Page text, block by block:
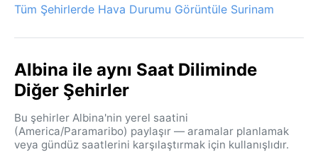
Tüm Şehirlerde Hava Durumu Görüntüle Surinam
Albina ile aynı Saat Diliminde
Diğer Şehirler
Bu şehirler Albina'nin yerel saatini
(America/Paramaribo) paylaşır — aramalar planlamak
veya gündüz saatlerini karşılaştırmak için kullanışlıdır.